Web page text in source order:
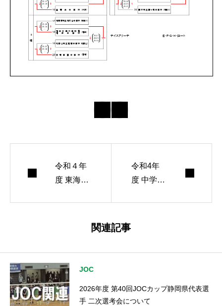
令和４年
度 東海中
ました
（大会結
果）
令和4年
度 中学生
関連記事
JOC
2026年度 第40回JOCカップ静岡県代表選
手 二次選考会について